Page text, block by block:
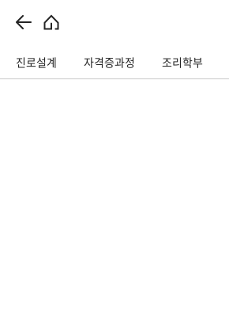
진로설계 자격증과정 조리학부
// 이벤트상담 관련